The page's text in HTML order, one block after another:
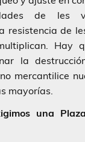
de les
resistencia de
Hay
la
mercantilice
mayorías.
una